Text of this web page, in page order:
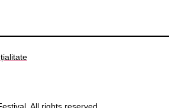
All rights reserved.